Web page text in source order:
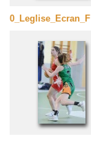
0_Leglise_Ecran_F